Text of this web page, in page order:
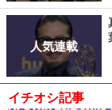
人気連載
イチオシ記事